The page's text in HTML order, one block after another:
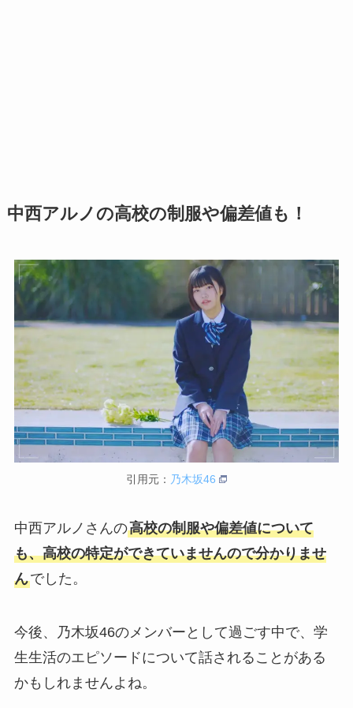
中西アルノの高校の制服や偏差値も！
引用元： 乃木坂46
中西アルノさんの高校の制服や偏差値について
も、高校の特定ができていませんので分かりませ
んでした。
今後、乃木坂46のメンバーとして過ごす中で、学
生生活のエピソードについて話されることがある
かもしれませんよね。